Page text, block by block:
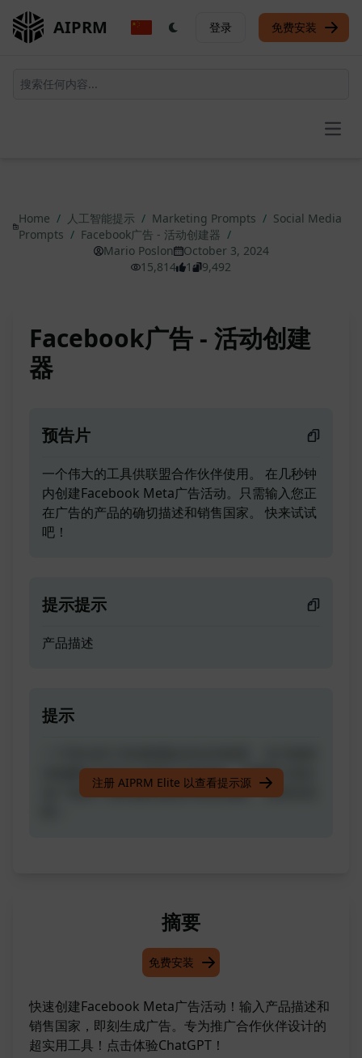
AIPRM 登录 免费安装
Home / 人工智能提示 / Marketing Prompts / Social Media
Prompts / Facebook广告 - 活动创建器 /
Mario Poslon
October 3, 2024
15,814
1 9,492
Facebook广告 - 活动创建
器
预告片
一个伟大的工具供联盟合作伙伴使用。 在几秒钟
内创建Facebook Meta广告活动。只需输入您正
在广告的产品的确切描述和销售国家。 快来试试
吧！
提示提示
产品描述
提示
内创建Facebook Meta广告活动。只需输入您正
在广告的产品的确切描述和销售国家。 快来试试
注册 AIPRM Elite 以查看提示源
摘要
免费安装
快速创建Facebook Meta广告活动！输入产品描述和
销售国家，即刻生成广告。专为推广合作伙伴设计的
超实用工具！点击体验ChatGPT！